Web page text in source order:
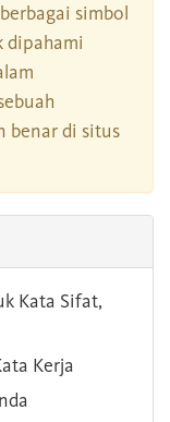
simbol
dipahami
benar di situs
Kata Sifat,
Kerja